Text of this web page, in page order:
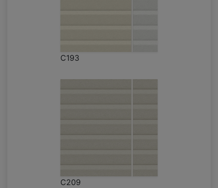
C193
C209